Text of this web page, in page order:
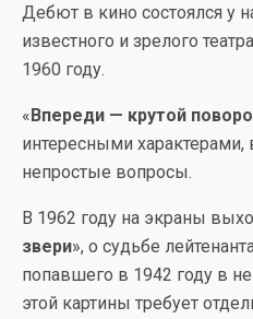
Дебют в кино состоялся у
известного и зрелого
1960 году.
«Впереди — крутой
интересными
непростые вопросы.
В 1962 году на экраны
звери», о судьбе
попавшего в 1942 году в
этой картины требует